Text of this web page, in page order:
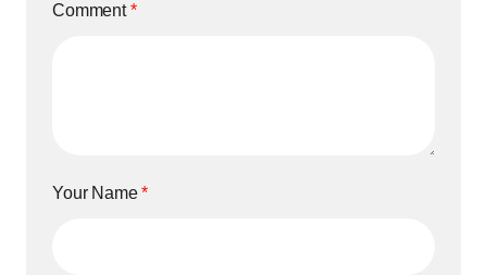
Comment*
Your Name*